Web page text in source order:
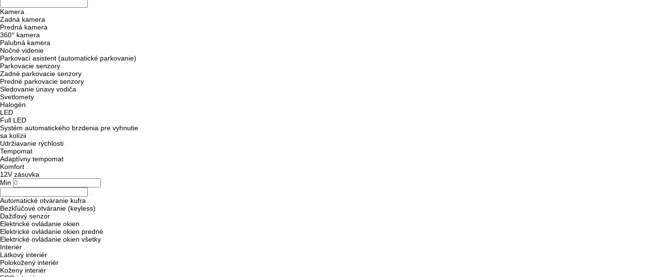
Kamera
Zadná kamera
Predná kamera
360° kamera
Palubná kamera
Nočné videnie
Parkovací asistent (automatické parkovanie)
Parkovacie senzory
Zadné parkovacie senzory
Predné parkovacie senzory
Sledovanie únavy vodiča
Svetlomety
Halogén
LED
Full LED
Systém automatického brzdenia pre vyhnutie
sa kolízii
Udržiavanie rýchlosti
Tempomat
Adaptívny tempomat
Komfort
12V zásuvka
Min
Automatické otváranie kufra
Bezkľúčové otváranie (keyless)
Dažďový senzor
Elektrické ovládanie okien
Elektrické ovládanie okien predné
Elektrické ovládanie okien všetky
Interiér
Látkový interiér
Polokožený interiér
Koženy interiér